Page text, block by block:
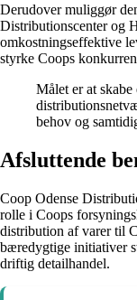
Derudover muliggør
Distributionscenter og
omkostningseffektive
styrke Coops
Målet er at
behov og
Afsluttende
Coop Odense
rolle i Coops
distribution af varer til
bæredygtige initiativer
driftig detailhandel.